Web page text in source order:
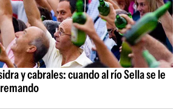
y cabrales: cuando al río Sella se le